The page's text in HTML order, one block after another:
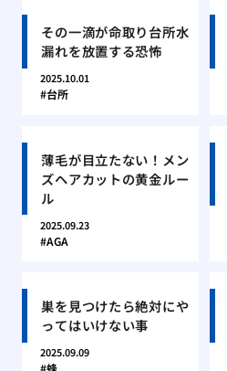
その一滴が命取り台所水
漏れを放置する恐怖
2025.10.01
台所
薄毛が目立たない！メン
ズヘアカットの黄金ルー
ル
2025.09.23
AGA
巣を見つけたら絶対にや
ってはいけない事
2025.09.09